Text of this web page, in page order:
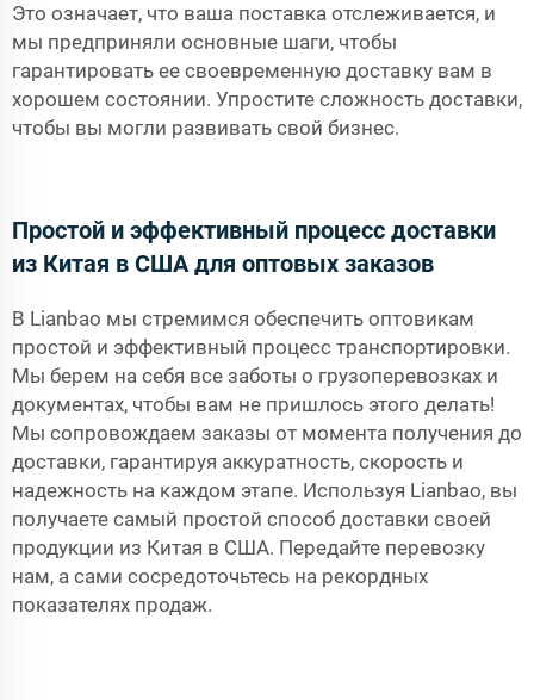
Это означает, что ваша поставка отслеживается, и
мы предприняли основные шаги, чтобы
гарантировать ее своевременную доставку вам в
хорошем состоянии. Упростите сложность доставки,
чтобы вы могли развивать свой бизнес.
Простой и эффективный процесс доставки
из Китая в США для оптовых заказов
В Lianbao мы стремимся обеспечить оптовикам
простой и эффективный процесс транспортировки.
Мы берем на себя все заботы о грузоперевозках и
документах, чтобы вам не пришлось этого делать!
Мы сопровождаем заказы от момента получения до
доставки, гарантируя аккуратность, скорость и
надежность на каждом этапе. Используя Lianbao, вы
получаете самый простой способ доставки своей
продукции из Китая в США. Передайте перевозку
нам, а сами сосредоточьтесь на рекордных
показателях продаж.